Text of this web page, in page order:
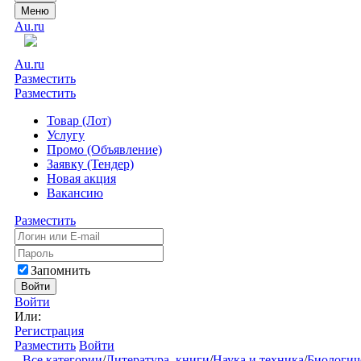
Меню
Au.ru
Au.ru
Разместить
Разместить
Товар (Лот)
Услугу
Промо (Объявление)
Заявку (Тендер)
Новая акция
Вакансию
Разместить
Запомнить
Войти
Войти
Или:
Регистрация
Разместить Войти